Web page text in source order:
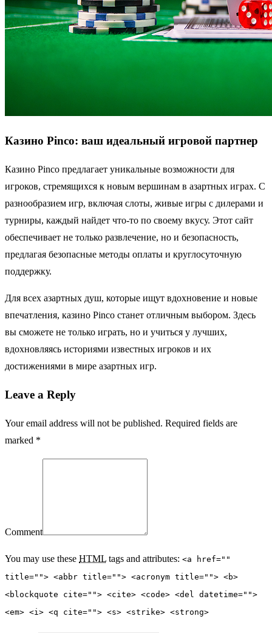
Казино Pinco: ваш идеальный игровой партнер
Казино Pinco предлагает уникальные возможности для
игроков, стремящихся к новым вершинам в азартных играх. С
разнообразием игр, включая слоты, живые игры с дилерами и
турниры, каждый найдет что-то по своему вкусу. Этот сайт
обеспечивает не только развлечение, но и безопасность,
предлагая безопасные методы оплаты и круглосуточную
поддержку.
Для всех азартных душ, которые ищут вдохновение и новые
впечатления, казино Pinco станет отличным выбором. Здесь
вы сможете не только играть, но и учиться у лучших,
вдохновляясь историями известных игроков и их
достижениями в мире азартных игр.
Leave a Reply
Your email address will not be published. Required fields are
marked *
Comment
You may use these HTML tags and attributes: <a href=""
title=""> <abbr title=""> <acronym title=""> <b>
<blockquote cite=""> <cite> <code> <del datetime="">
<em> <i> <q cite=""> <s> <strike> <strong>